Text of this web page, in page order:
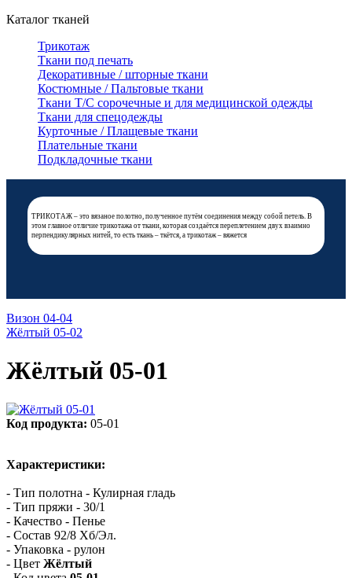
Каталог тканей
Трикотаж
Ткани под печать
Декоративные / шторные ткани
Костюмные / Пальтовые ткани
Ткани Т/С сорочечные и для медицинской одежды
Ткани для спецодежды
Курточные / Плащевые ткани
Плательные ткани
Подкладочные ткани
ТРИКОТАЖ – это вязаное полотно, полученное путём соединения между собой петель. В
этом главное отличие трикотажа от ткани, которая создаётся переплетением двух взаимно
перпендикулярных нитей, то есть ткань – ткётся, а трикотаж – вяжется
Визон 04-04
Жёлтый 05-02
Жёлтый 05-01
Код продукта: 05-01
Характеристики:
- Тип полотна - Кулирная гладь
- Тип пряжи - 30/1
- Качество - Пенье
- Состав 92/8 Хб/Эл.
- Упаковка - рулон
- Цвет Жёлтый